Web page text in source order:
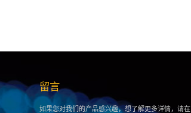
留言
如果您对我们的产品感兴趣，想了解更多详情，请在